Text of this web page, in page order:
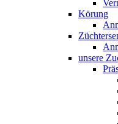
Körung
unsere